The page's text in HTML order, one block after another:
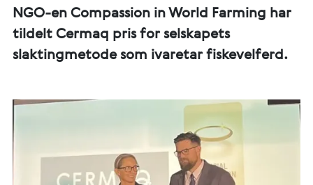
NGO-en Compassion in World Farming har
tildelt Cermaq pris for selskapets
slaktingmetode som ivaretar fiskevelferd.